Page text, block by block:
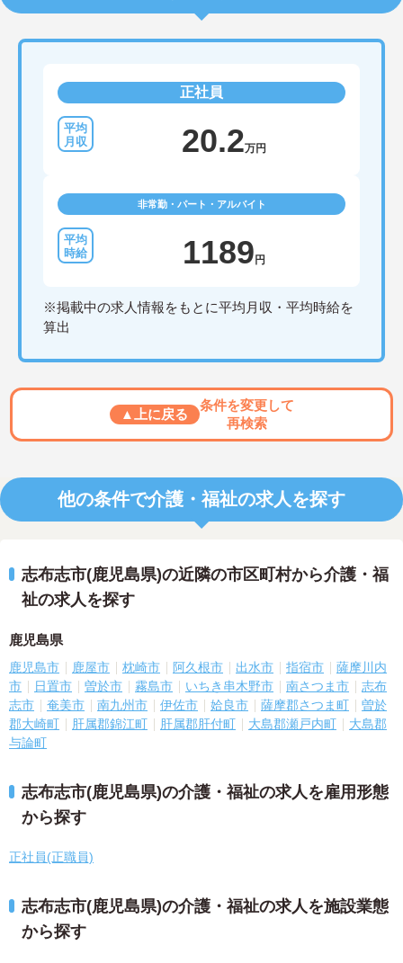
正社員
20.2万円
非常勤・パート・アルバイト
1189 円
※掲載中の求人情報をもとに平均月収・平均時給を
算出
▲上に戻る
条件を変更して
再検索
他の条件で介護・福祉の求人を探す
志布志市(鹿児島県)の近隣の市区町村から介護・福
祉の求人を探す
鹿児島県
鹿児島市 鹿屋市 枕崎市 阿久根市 出水市 指宿市
薩摩川内
市
日置市 曽於市 霧島市 いちき串木野市 南さつま市
志布
志市
奄美市 南九州市 伊佐市 姶良市 薩摩郡さつま町
曽於
郡大崎町
肝属郡錦江町 肝属郡肝付町 大島郡瀬戸内町
大島郡
与論町
志布志市(鹿児島県)の介護・福祉の求人を雇用形態
から探す
正社員(正職員)
志布志市(鹿児島県)の介護・福祉の求人を施設業態
から探す